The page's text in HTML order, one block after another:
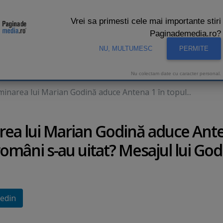
lui Marian Godină aduce Antena 1 în topul...
lui Marian Godină aduce
s-au uitat? Mesajul lui
Vrei sa primesti cele mai importante stiri
Paginademedia.ro?
NU, MULTUMESC PERMITE
Nu colectam date cu caracter personal.